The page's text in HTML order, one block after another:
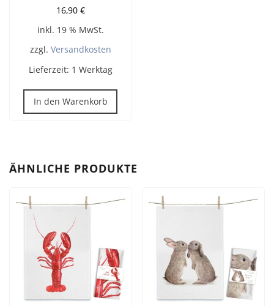
16,90 €
inkl. 19 % MwSt.
zzgl. Versandkosten
Lieferzeit: 1 Werktag
In den Warenkorb
ÄHNLICHE PRODUKTE